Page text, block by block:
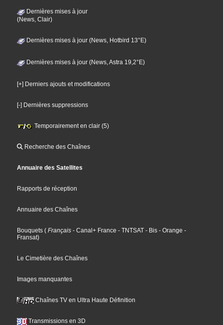
Dernières mises à jour
(News, Clair)
Dernières mises à jour (News, Hotbird 13°E)
Dernières mises à jour (News, Astra 19,2°E)
[+] Derniers ajouts et modifications
[-] Dernières suppressions
Temporairement en clair (5)
Recherche des Chaînes
Annuaire des Satellites
Rapports de réception
Annuaire des Chaînes
Bouquets ( Français - Canal+ France - TNTSAT - Bis - Orange -
Fransat)
Le Cimetière des Chaînes
Images manquantes
Chaînes TV en Ultra Haute Définition
Transmissions en 3D